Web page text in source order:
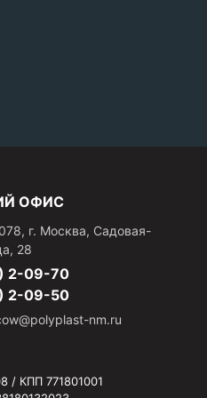
ОФИС
г. Москва, Садовая-
28
2-09-70
2-09-50
nm.ru
/ КПП 771801001